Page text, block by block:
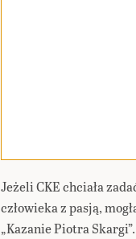
Jeżeli CKE chciała
człowieka z pasją,
„Kazanie Piotra